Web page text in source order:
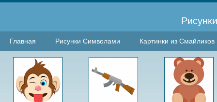
Главная Рисунки Символами Картинки из Смайликов